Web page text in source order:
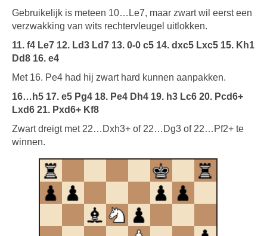
Gebruikelijk is meteen 10…Le7, maar zwart wil eerst een
verzwakking van wits rechtervleugel uitlokken.
11. f4 Le7 12. Ld3 Ld7 13. 0-0 c5 14. dxc5 Lxc5 15. Kh1
Dd8 16. e4
Met 16. Pe4 had hij zwart hard kunnen aanpakken.
16…h5 17. e5 Pg4 18. Pe4 Dh4 19. h3 Lc6 20. Pcd6+
Lxd6 21. Pxd6+ Kf8
Zwart dreigt met 22…Dxh3+ of 22…Dg3 of 22…Pf2+ te
winnen.